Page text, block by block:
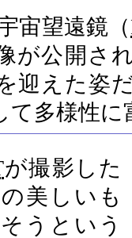
宙望遠鏡（
が公開さ
迎えた姿
て多様性に
が撮影した
美しいも
うという